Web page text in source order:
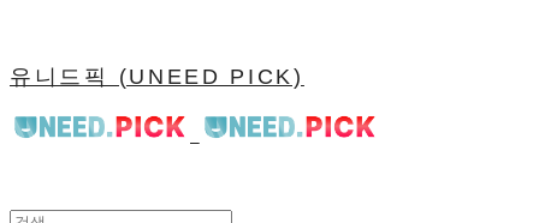
유니드픽 (UNEED PICK)